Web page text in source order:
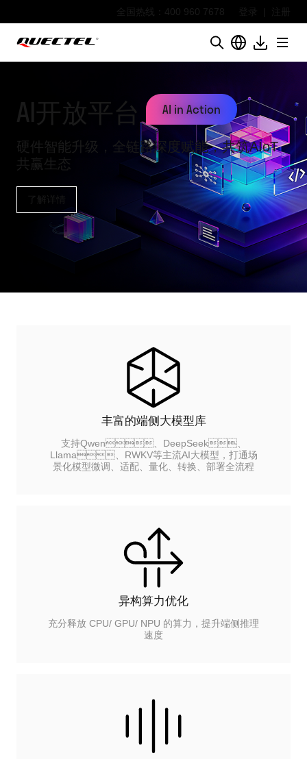
全国热线：400 960 7678 登录
AI开放平台 AI in Action
硬件智能升级，全链路深度赋能，共筑AIoT
共赢生态
了解详情
丰富的端侧大模型库
支持Qwen、DeepSeek、
Llama、RWKV等主流AI大模型，打通场
景化模型微调、适配、量化、转换、部署全流程
异构算力优化
充分释放 CPU/ GPU/ NPU 的算力，提升端侧推理
速度